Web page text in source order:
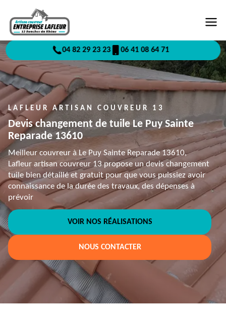
04 82 29 23 23 06 41 08 64 71
LAFLEUR ARTISAN COUVREUR 13
Devis changement de tuile Le Puy Sainte
Reparade 13610
Meilleur couvreur à Le Puy Sainte Reparade 13610,
Lafleur artisan couvreur 13 propose un devis changement
tuile bien détaillé et gratuit pour que vous puissiez avoir
connaissance de la durée des travaux, des dépenses à
prévoir
VOIR NOS RÉALISATIONS
NOUS CONTACTER